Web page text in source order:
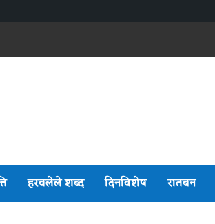
हरवलेले शब्द दिनविशेष रातबन